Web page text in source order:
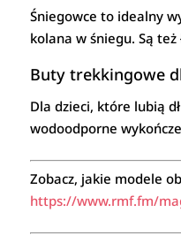
Śniegowce to idealny
kolana w śniegu. Są
Buty trekkingowe
Dla dzieci, które lubią
wodoodporne
Zobacz, jakie modele
https://www.rmf.fm/